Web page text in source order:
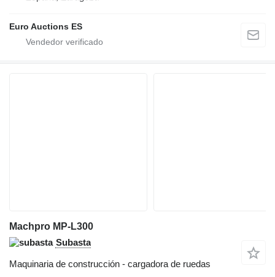
Euro Auctions ES
Machpro MP-L300
Subasta
Maquinaria de construcción - cargadora de ruedas